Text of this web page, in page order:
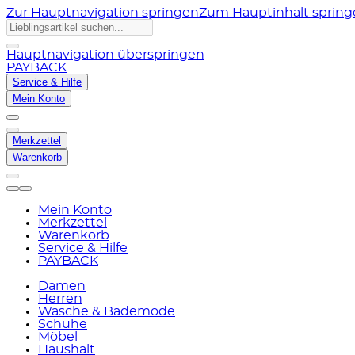
Zur Hauptnavigation springenZum Hauptinhalt
Hauptnavigation überspringen
PAYBACK
Service & Hilfe
Mein Konto
Merkzettel
Warenkorb
Mein Konto
Merkzettel
Warenkorb
Service & Hilfe
PAYBACK
Damen
Herren
Wäsche & Bademode
Schuhe
Möbel
Haushalt